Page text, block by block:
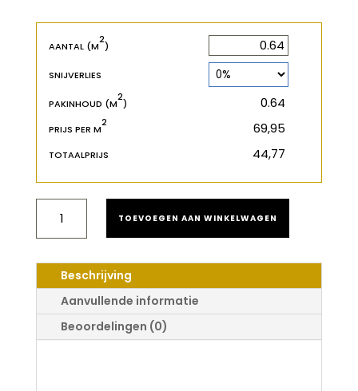
AANTAL (M
2
)
SNIJVERLIES
PAKINHOUD (M
2
)
PRIJS PER M
2
TOTAALPRIJS
OUTDOOR
PLUS
MOKA
80X80X2
AANTAL
TOEVOEGEN AAN WINKELWAGEN
Beschrijving
Aanvullende informatie
Beoordelingen (0)